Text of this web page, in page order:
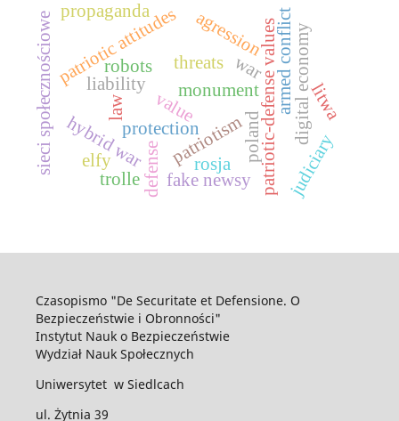
monument
value
protection
law
liability
patriotism
defense patriotic-defense values
patriotic attitudesthreats war
hybrid war
agression armed conflictdigital economy
robots
fake newsy
elfy
trolle
propaganda
sieci społecznościowe litwa
rosja judiciary
poland
Czasopismo "De Securitate et Defensione. O
Bezpieczeństwie i Obronności"
Instytut Nauk o Bezpieczeństwie
Wydział Nauk Społecznych
Uniwersytet w Siedlcach
ul. Żytnia 39